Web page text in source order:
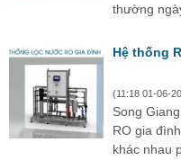
thường
Hệ thống
(11:18 01-06-
Song
RO gia
khác nhau